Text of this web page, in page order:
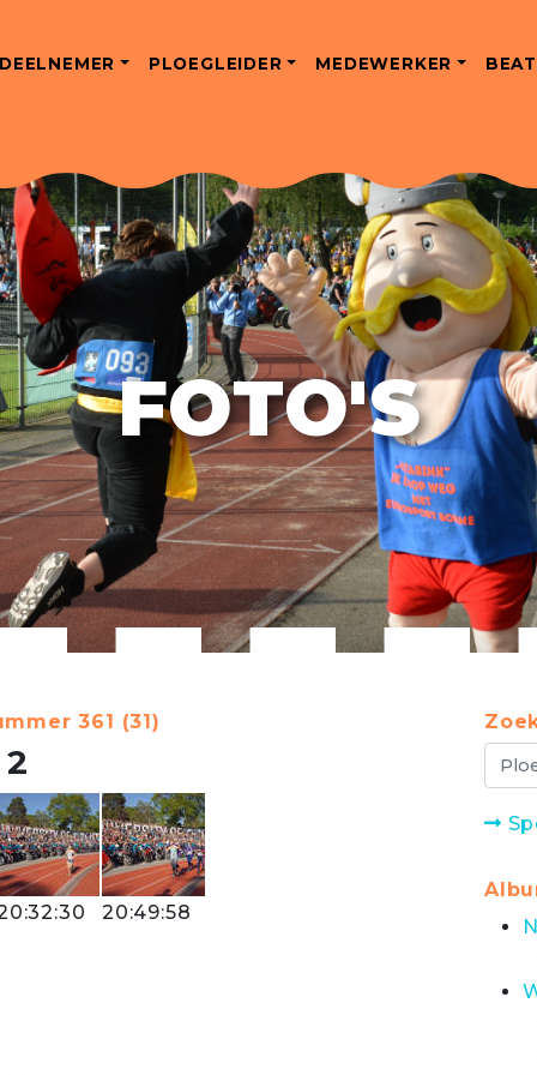
DEELNEMER PLOEGLEIDER MEDEWERKER
FOTO'S
361 (31)
2
20:49:58